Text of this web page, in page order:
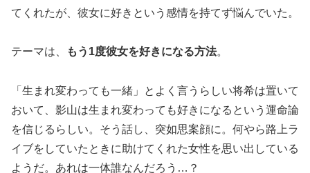
てくれたが、彼女に好きという感情を持てず悩んでいた。
テーマは、 もう1度彼女を好きになる方法。
「生まれ変わっても一緒」とよく言うらしい将希は置いて
おいて、影山は生まれ変わっても好きになるという運命論
を信じるらしい。そう話し、突如思案顔に。何やら路上ラ
イブをしていたときに助けてくれた女性を思い出している
ようだ。あれは一体誰なんだろう…？